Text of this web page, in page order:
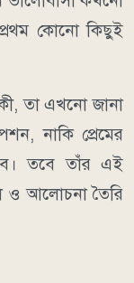
কোনো কিছুই
তা এখনো জানা
নাকি প্রেমের
তবে তাঁর এই
ও আলোচনা তৈরি